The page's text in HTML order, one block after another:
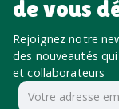
de vous
Rejoignez notre
des nouveautés
et collaborateurs